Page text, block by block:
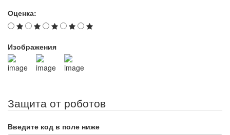
Оценка:
Изображения
Защита от роботов
Введите код в поле ниже